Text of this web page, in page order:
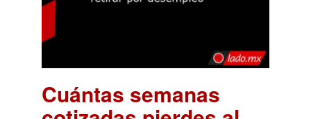
Cuántas semanas